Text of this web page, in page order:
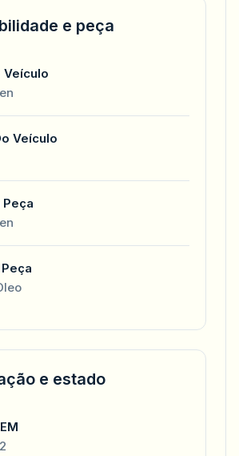
e peça
Veículo
Veículo
Peça
e estado